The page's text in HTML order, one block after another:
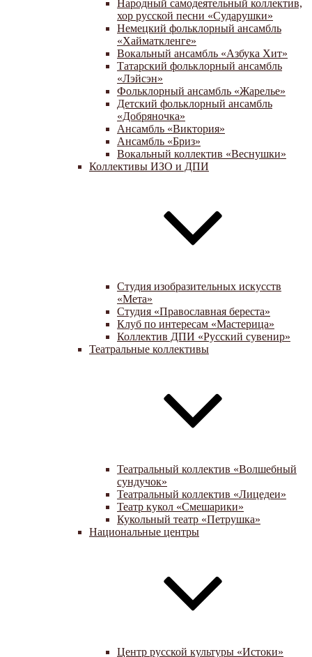
Народный самодеятельный коллектив,
хор русской песни «Сударушки»
Немецкий фольклорный ансамбль
«Хайматкленге»
Вокальный ансамбль «Азбука Хит»
Татарский фольклорный ансамбль
«Лэйсэн»
Фольклорный ансамбль «Жарелье»
Детский фольклорный ансамбль
«Добряночка»
Ансамбль «Виктория»
Ансамбль «Бриз»
Вокальный коллектив «Веснушки»
Коллективы ИЗО и ДПИ
Студия изобразительных искусств
«Мета»
Студия «Православная береста»
Клуб по интересам «Мастерица»
Коллектив ДПИ «Русский сувенир»
Театральные коллективы
Театральный коллектив «Волшебный
сундучок»
Театральный коллектив «Лицедеи»
Театр кукол «Смешарики»
Кукольный театр «Петрушка»
Национальные центры
Центр русской культуры «Истоки»